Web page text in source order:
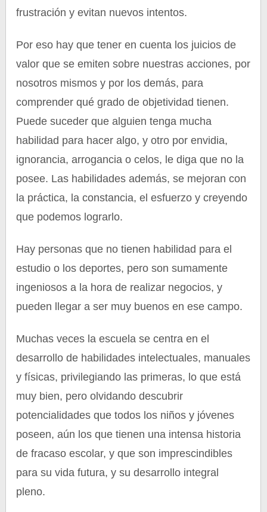
frustración y evitan nuevos intentos.
Por eso hay que tener en cuenta los juicios de
valor que se emiten sobre nuestras acciones, por
nosotros mismos y por los demás, para
comprender qué grado de objetividad tienen.
Puede suceder que alguien tenga mucha
habilidad para hacer algo, y otro por envidia,
ignorancia, arrogancia o celos, le diga que no la
posee. Las habilidades además, se mejoran con
la práctica, la constancia, el esfuerzo y creyendo
que podemos lograrlo.
Hay personas que no tienen habilidad para el
estudio o los deportes, pero son sumamente
ingeniosos a la hora de realizar negocios, y
pueden llegar a ser muy buenos en ese campo.
Muchas veces la escuela se centra en el
desarrollo de habilidades intelectuales, manuales
y físicas, privilegiando las primeras, lo que está
muy bien, pero olvidando descubrir
potencialidades que todos los niños y jóvenes
poseen, aún los que tienen una intensa historia
de fracaso escolar, y que son imprescindibles
para su vida futura, y su desarrollo integral
pleno.